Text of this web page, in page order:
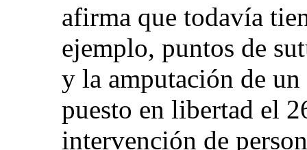
afirma que todavía
ejemplo, puntos de
y la amputación de
puesto en libertad el
intervención de